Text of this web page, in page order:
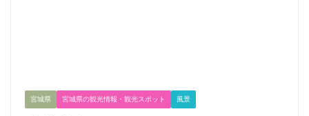
宮城県 宮城県の観光情報・観光スポット 風景